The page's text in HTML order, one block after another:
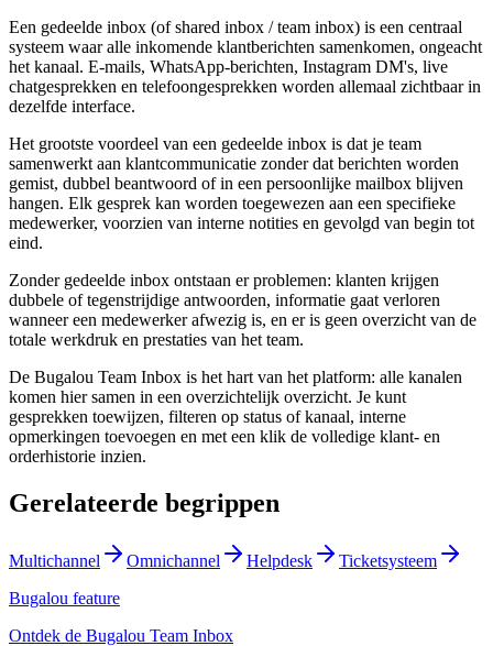
Een gedeelde inbox (of shared inbox / team inbox) is een centraal
systeem waar alle inkomende klantberichten samenkomen, ongeacht
het kanaal. E-mails, WhatsApp-berichten, Instagram DM's, live
chatgesprekken en telefoongesprekken worden allemaal zichtbaar in
dezelfde interface.
Het grootste voordeel van een gedeelde inbox is dat je team
samenwerkt aan klantcommunicatie zonder dat berichten worden
gemist, dubbel beantwoord of in een persoonlijke mailbox blijven
hangen. Elk gesprek kan worden toegewezen aan een specifieke
medewerker, voorzien van interne notities en gevolgd van begin tot
eind.
Zonder gedeelde inbox ontstaan er problemen: klanten krijgen
dubbele of tegenstrijdige antwoorden, informatie gaat verloren
wanneer een medewerker afwezig is, en er is geen overzicht van de
totale werkdruk en prestaties van het team.
De Bugalou Team Inbox is het hart van het platform: alle kanalen
komen hier samen in een overzichtelijk overzicht. Je kunt
gesprekken toewijzen, filteren op status of kanaal, interne
opmerkingen toevoegen en met een klik de volledige klant- en
orderhistorie inzien.
Gerelateerde begrippen
Multichannel Omnichannel Helpdesk
Ticketsysteem
Bugalou feature
Ontdek de Bugalou Team Inbox